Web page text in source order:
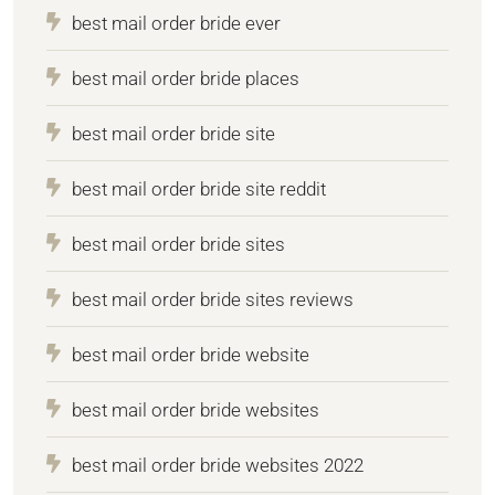
best mail order bride ever
best mail order bride places
best mail order bride site
best mail order bride site reddit
best mail order bride sites
best mail order bride sites reviews
best mail order bride website
best mail order bride websites
best mail order bride websites 2022